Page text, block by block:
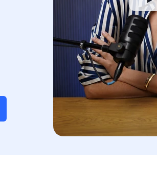
KARTA POBYTU